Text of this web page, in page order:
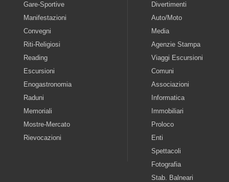
Gare-Sportive
Manifestazioni
Convegni
Riti-Religiosi
Reading
Escursioni
Enogastronomia
Raduni
Memoriali
Mostre-Mercato
Rievocazioni
Divertimenti
Auto/Moto
Media
Agenzie Stampa
Viaggi Escursioni
Comuni
Associazioni
Informatica
Immobiliari
Proloco
Enti
Spettacoli
Fotografia
Stab. Balneari